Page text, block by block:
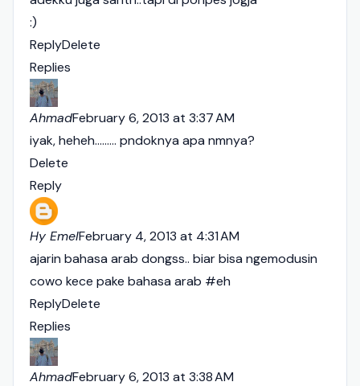
:)
ReplyDelete
Replies
AhmadFebruary 6, 2013 at 3:37 AM
iyak, heheh......... pndoknya apa nmnya?
Delete
Reply
Hy EmelFebruary 4, 2013 at 4:31 AM
ajarin bahasa arab dongss.. biar bisa ngemodusin
cowo kece pake bahasa arab #eh
ReplyDelete
Replies
AhmadFebruary 6, 2013 at 3:38 AM